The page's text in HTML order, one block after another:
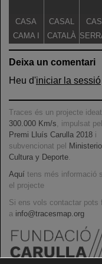
CASA
CAMA I
ESCURRA
CASAL
CATALÀ
Deixa un comentari
Heu d'iniciar la sessió
Traces és un projecte
300.000 Km/s , impulsat pel
Premi Lluís Carulla 2018 i
subvencionat pel
Cultura y Deporte
Aquí tens més informació
el projecte
Si ens vols contactar pots
a info@tracesmap.org